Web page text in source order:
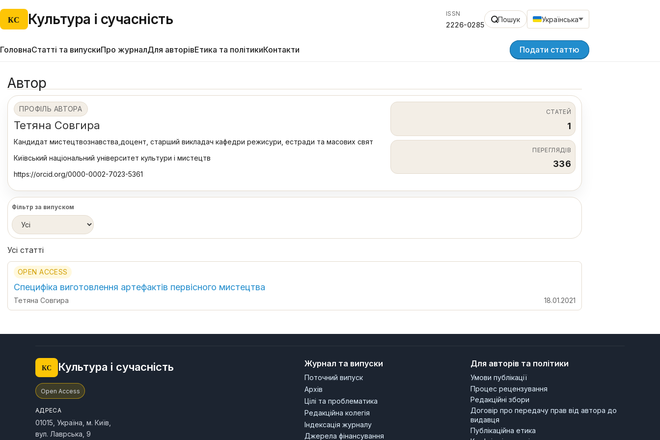
КС Культура і сучасність ISSN
2226-0285
Пошук Українська
ГоловнаСтатті та випускиПро журналДля авторівЕтика та політикиКонтакти Подати статтю
Автор
ПРОФІЛЬ АВТОРА
Тетяна Совгира
Кандидат мистецтвознавства,доцент, старший викладач кафедри режисури, естради та масових свят
Київський національний університет культури і мистецтв
https://orcid.org/0000-0002-7023-5361
СТАТЕЙ
1
ПЕРЕГЛЯДІВ
336
Фільтр за випуском
Усі статті
OPEN ACCESS
Специфіка виготовлення артефактів первісного мистецтва
Тетяна Совгира 18.01.2021
КС Культура і сучасність
Open Access
АДРЕСА
01015, Україна, м. Київ,
вул. Лаврська, 9
Журнал та випуски
Поточний випуск
Архів
Цілі та проблематика
Редакційна колегія
Індексація журналу
Джерела фінансування
Для авторів та політики
Умови публікації
Процес рецензування
Редакційні збори
Договір про передачу прав від автора до
видавця
Публікаційна етика